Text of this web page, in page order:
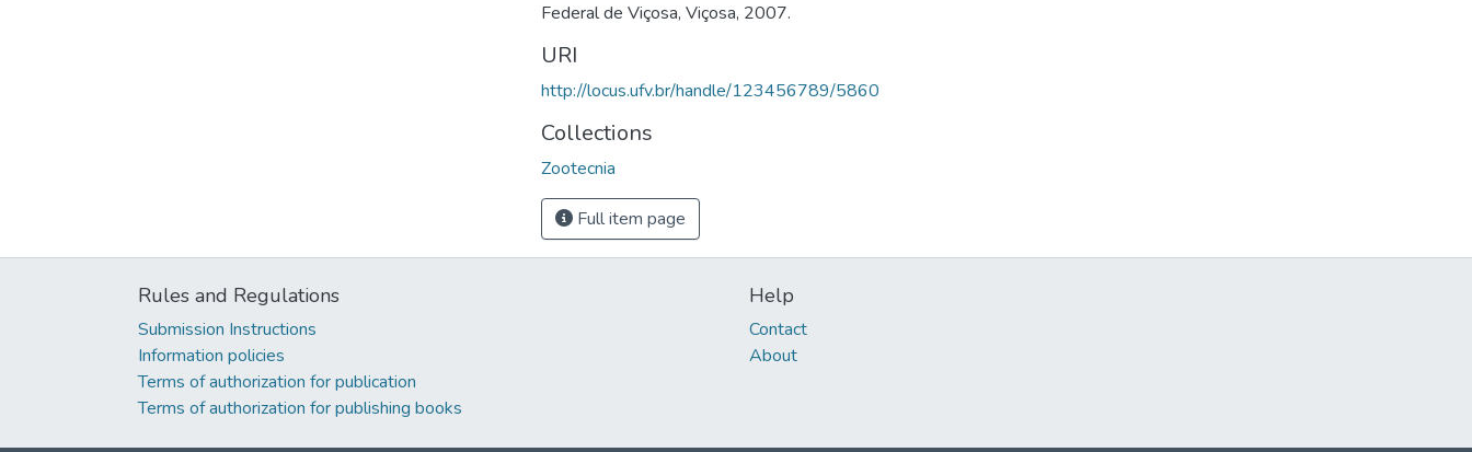
Federal de Viçosa, Viçosa, 2007.
URI
http://locus.ufv.br/handle/123456789/5860
Collections
Zootecnia
Full item page
Rules and Regulations
Submission Instructions
Information policies
Terms of authorization for publication
Terms of authorization for publishing books
Help
Contact
About